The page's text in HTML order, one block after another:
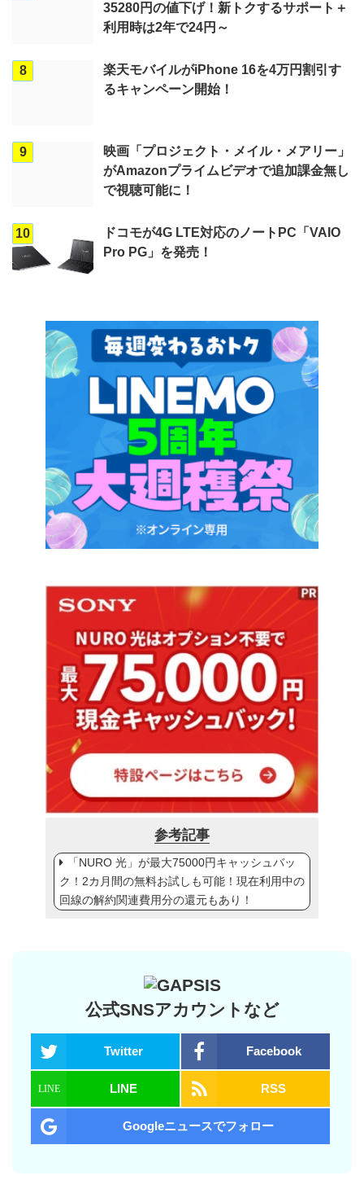
35280円の値下げ！新トクするサポート＋
利用時は2年で24円～
8
楽天モバイルがiPhone 16を4万円割引す
るキャンペーン開始！
9
映画「プロジェクト・メイル・メアリー」
がAmazonプライムビデオで追加課金無し
で視聴可能に！
10
ドコモが4G LTE対応のノートPC「VAIO
Pro PG」を発売！
参考記事
「NURO 光」が最大75000円キャッシュバッ
ク！2カ月間の無料お試しも可能！現在利用中の
回線の解約関連費用分の還元もあり！
公式SNSアカウントなど
Twitter Facebook
LINE RSS
Googleニュースでフォロー